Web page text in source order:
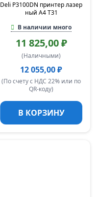
Deli P3100DN принтер лазер
ный A4 T31
В наличии много
11 825,00 ₽
(Наличными)
12 055,00 ₽
(По счету с НДС 22% или по
QR-коду)
В КОРЗИНУ